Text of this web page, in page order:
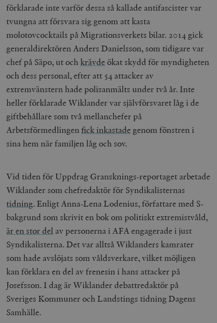
förklarade inte varför dessa så kallade antifascister var
tvungna att försvara sig genom att kasta
molotovcocktails på Migrationsverkets bilar. 2014 gick
generaldirektören Anders Danielsson, som tidigare var
chef på Säpo, ut ochkrävde ökat skydd för myndigheten
och dess personal, efter att 54 attacker av
extremvänstern hade polisanmälts under två år. Inte
heller förklarade Wiklander var självförsvaret låg i de
giftbehållare som två mellanchefer på
Arbetsförmedlingenfick inkastade genom fönstren i
sina hem när familjen låg och sov.
Vid tiden för Uppdrag Gransknings-reportaget arbetade
Wiklander som chefredaktör för Syndikalisternas
tidning. Enligt Anna-Lena Lodenius, författare med S-
bakgrund som skrivit en bok om politiskt extremistvåld,
är en stor del av personerna i AFA engagerade i just
Syndikalisterna. Det var alltså Wiklanders kamrater
som hade avslöjats som våldsverkare, vilket möjligen
kan förklara en del av frenesin i hans attacker på
Josefsson. I dag är Wiklander debattredaktör på
Sveriges Kommuner och Landstings tidning Dagens
Samhälle.